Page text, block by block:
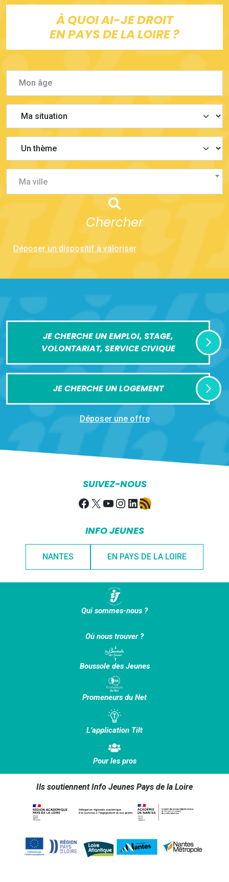
À QUOI AI-JE DROIT
EN PAYS DE LA LOIRE ?
Ma ville
Chercher
Déposer un dispositif à valoriser
JE CHERCHE UN EMPLOI, STAGE,
VOLONTARIAT, SERVICE CIVIQUE
JE CHERCHE UN LOGEMENT
Déposer une offre
SUIVEZ-NOUS
Facebook
X YouTube
Instagram
LinkedIn
Flux RSS
INFO JEUNES
NANTES EN PAYS DE LA LOIRE
Qui sommes-nous ?
Où nous trouver ?
Boussole des Jeunes
Promeneurs du Net
L’application Tilt
Pour les pros
Ils soutiennent Info Jeunes Pays de la Loire